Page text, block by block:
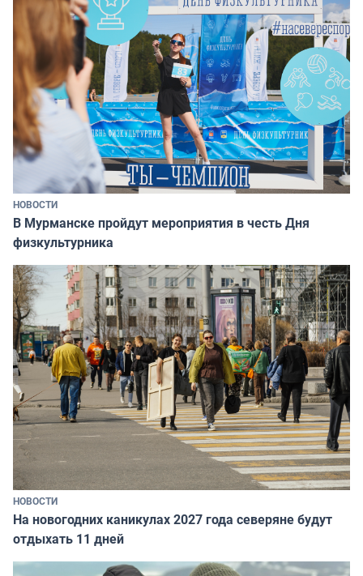
НОВОСТИ
В Мурманске пройдут мероприятия в честь Дня
физкультурника
НОВОСТИ
На новогодних каникулах 2027 года северяне будут
отдыхать 11 дней